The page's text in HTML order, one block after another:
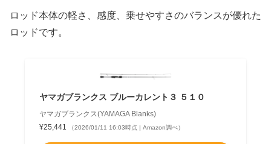
ロッド本体の軽さ、感度、乗せやすさのバランスが優れた
ロッドです。
ヤマガブランクス ブルーカレント３ ５１０
ヤマガブランクス(YAMAGA Blanks)
¥25,441
（2026/01/11 16:03時点 | Amazon調べ）